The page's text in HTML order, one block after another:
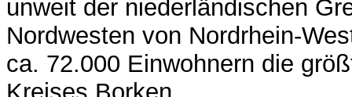
unweit der niederländischen
Nordwesten von Nordrhein-
ca. 72.000 Einwohnern die